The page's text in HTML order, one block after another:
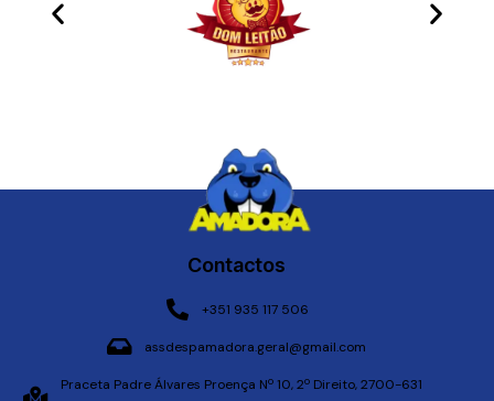
Contactos
+351 935 117 506
assdespamadora.geral@gmail.com
Praceta Padre Álvares Proença Nº 10, 2º Direito, 2700-631